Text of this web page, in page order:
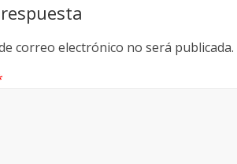
correo electrónico no será publicada.